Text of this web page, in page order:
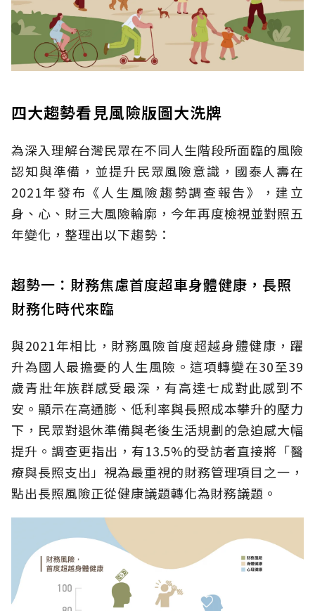
四大趨勢看見風險版圖大洗牌
為深入理解台灣民眾在不同人生階段所面臨的風險
認知與準備，並提升民眾風險意識，國泰人壽在
2021年發布《人生風險趨勢調查報告》，建立
身、心、財三大風險輪廓，今年再度檢視並對照五
年變化，整理出以下趨勢：
趨勢一：財務焦慮首度超車身體健康，長照
財務化時代來臨
與2021年相比，財務風險首度超越身體健康，躍
升為國人最擔憂的人生風險。這項轉變在30至39
歲青壯年族群感受最深，有高達七成對此感到不
安。顯示在高通膨、低利率與長照成本攀升的壓力
下，民眾對退休準備與老後生活規劃的急迫感大幅
提升。調查更指出，有13.5%的受訪者直接將「醫
療與長照支出」視為最重視的財務管理項目之一，
點出長照風險正從健康議題轉化為財務議題。